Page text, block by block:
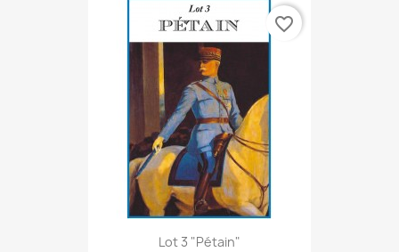
Lot 3 "Pétain"
favorite_border